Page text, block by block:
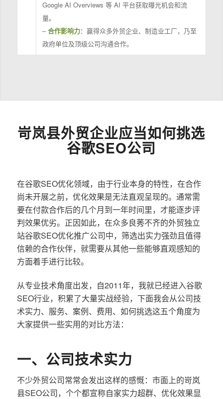
Google AI Overviews 等 AI 平台获取曝光机会和流
量。
–合作影响力：赢得众多外贸企业、制造业工厂，乃至
政府单位及顶级公司沟通合作。
岢岚县外贸企业应当如何挑选
谷歌SEO公司
在谷歌SEO优化领域，由于行业本身的特性，在合作
尚未开展之前，优化效果是无法直观呈现的。通常需
要在付款合作后的几个月到一年时间里，才能逐步评
判效果优劣。正因如此，在众多良莠不齐的外贸独立
站谷歌SEO优化推广公司中，筛选出实力强劲且值得
信赖的合作伙伴，就需要从其他一些能够直观感知的
方面着手进行比较。
从专业技术角度出发，自2011年，我就已经进入谷歌
SEO行业，积累了大量实战经验，下面我会从公司技
术实力、服务、案例、费用、如何挑选这五个角度为
大家提供一些实用的对比方法：
一、公司技术实力
不少外贸公司常常会发出这样的感慨：市面上的岢岚
县SEO公司，个个都宣称自家实力超群、优化效果显